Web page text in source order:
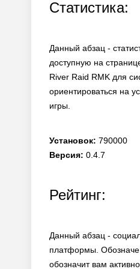
Статистика:
Данный абзац -
доступную на
River Raid RMK для
ориентироваться на
игры.
Установок: 790000
Версия: 0.4.7
Рейтинг:
Данный абзац -
платформы.
обозначит вам